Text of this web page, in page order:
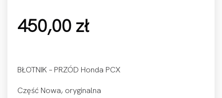
450,00 zł
BŁOTNIK – PRZÓD Honda PCX
Część Nowa, oryginalna